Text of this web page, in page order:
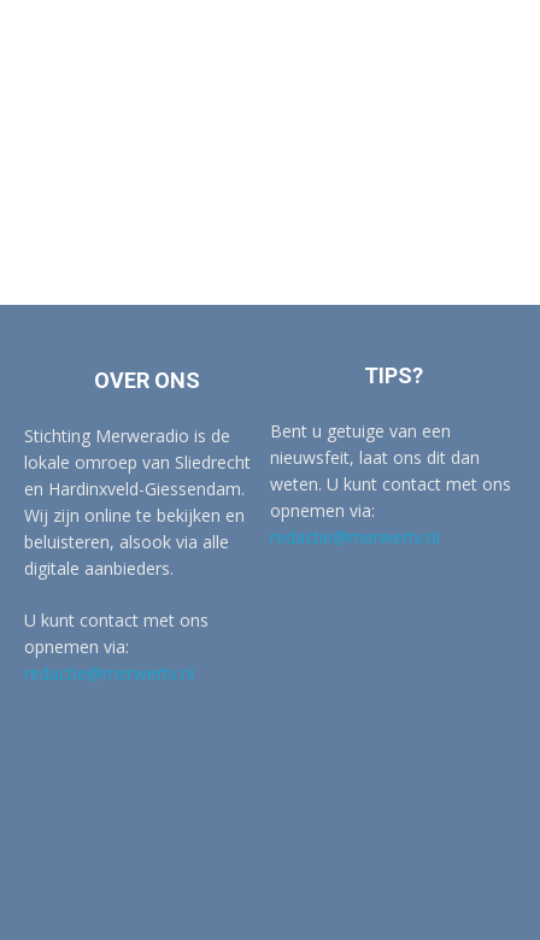
OVER ONS
Stichting Merweradio is de
lokale omroep van Sliedrecht
en Hardinxveld-Giessendam.
Wij zijn online te bekijken en
beluisteren, alsook via alle
digitale aanbieders.
U kunt contact met ons
opnemen via:
redactie@merwertv.nl
TIPS?
Bent u getuige van een
nieuwsfeit, laat ons dit dan
weten. U kunt contact met ons
opnemen via:
redactie@merwertv.nl